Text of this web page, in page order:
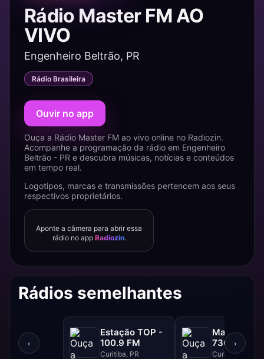
Rádio Master FM AO
VIVO
Engenheiro Beltrão, PR
Rádio Brasileira
Ouvir no app
Ouça a Rádio Master FM ao vivo online no Radiozin.
Acompanhe a programação da rádio em Engenheiro
Beltrão - PR e descubra músicas, notícias e conteúdos
em tempo real.
Logotipos, marcas e transmissões pertencem aos seus
respectivos proprietários.
Aponte a câmera para abrir essa
rádio no app Radiozin.
Rádios semelhantes
‹
Estação TOP -
100.9 FM
Curitiba, PR
Marumby
730 AM
Curitiba, PR
›